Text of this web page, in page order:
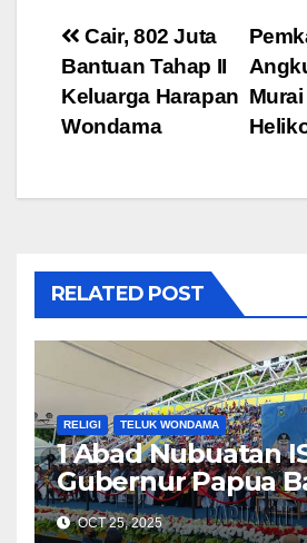
Post
navigation
Cair, 802 Juta
Bantuan Tahap II
Keluarga Harapan
Wondama
RELATED POST
RELIGI TELUK WONDAMA
1 Abad Nubuatan
Gubernur Papua
Ingatkan Jadi
OCT 25, 2025